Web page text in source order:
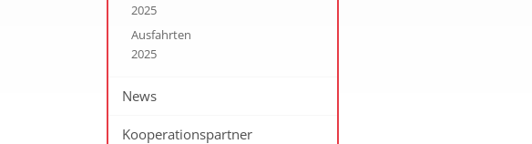
2025
Ausfahrten
2025
News
Kooperationspartner